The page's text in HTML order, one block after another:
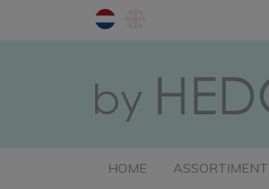
HOME ASSORTIMENT